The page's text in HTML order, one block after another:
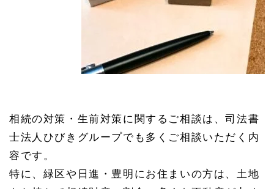
相続の対策・生前対策に関するご相談は、司法書
士法人ひびきグループでも多くご相談いただく内
容です。
特に、緑区や日進・豊明にお住まいの方は、土地